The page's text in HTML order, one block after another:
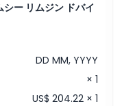
ー リムジン ドバイ
DD MM, YYYY
× 1
US$ 204.22 × 1